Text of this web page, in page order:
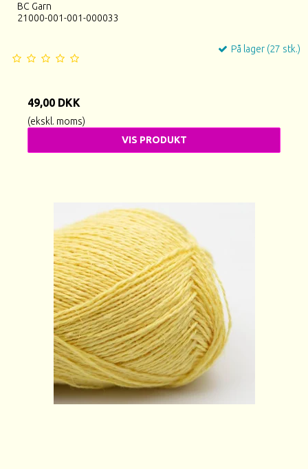
BC Garn
21000-001-001-000033
På lager (27 stk.)
49,00 DKK
(ekskl. moms)
VIS PRODUKT